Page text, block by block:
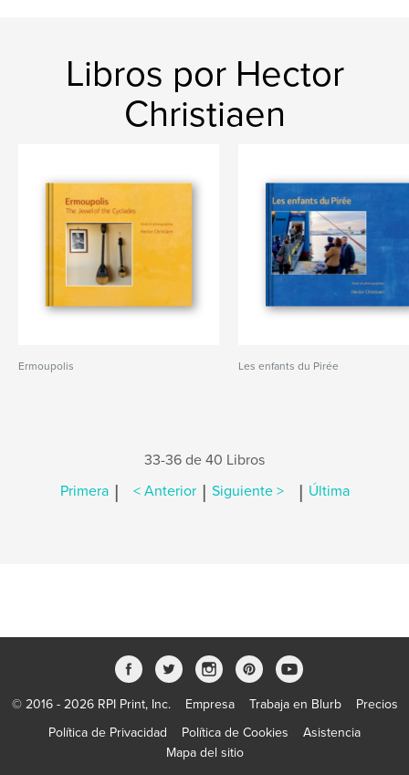
Libros por Hector
Christiaen
Ermoupolis Les enfants du Pirée
33-36 de 40 Libros
Primera | < Anterior | Siguiente > | Última
© 2016 - 2026 RPI Print, Inc. Empresa Trabaja en Blurb
Precios
Política de Privacidad
Política de Cookies
Asistencia
Mapa del sitio